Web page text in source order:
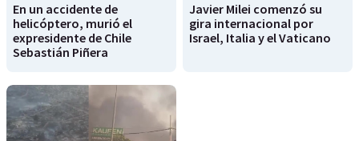
En un accidente de
helicóptero, murió el
expresidente de Chile
Sebastián Piñera
Javier Milei comenzó su
gira internacional por
Israel, Italia y el Vaticano